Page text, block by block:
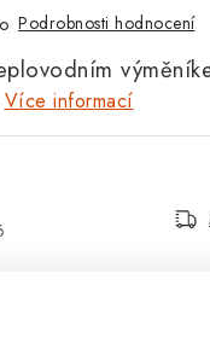
Podrobnosti hodnocení
Více informací